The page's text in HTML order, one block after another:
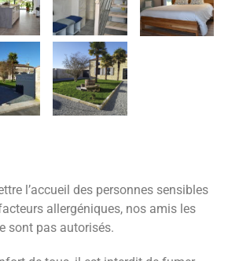
l’accueil des personnes sensibles
allergéniques, nos amis les
sont pas autorisés.